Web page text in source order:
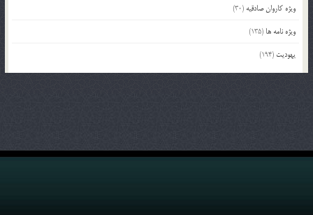
ویژه کاروان صادقیه (30)
ویژه نامه ها (135)
یهودیت (194)